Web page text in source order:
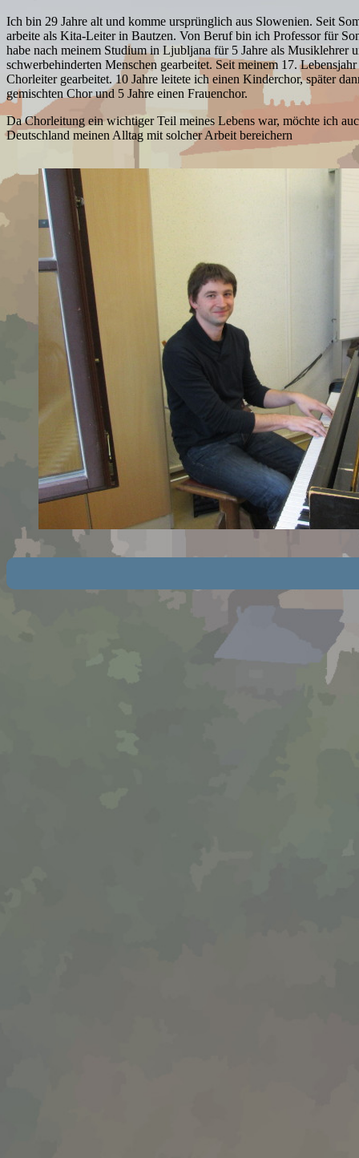
Ich bin 29 Jahre alt und komme ursprünglich aus Slowenien. Seit
arbeite als Kita-Leiter in Bautzen. Von Beruf bin ich Professor für
habe nach meinem Studium in Ljubljana für 5 Jahre als Musiklehrer
schwerbehinderten Menschen gearbeitet. Seit meinem 17.
Chorleiter gearbeitet. 10 Jahre leitete ich einen Kinderchor, später
gemischten Chor und 5 Jahre einen Frauenchor.
Da Chorleitung ein wichtiger Teil meines Lebens war, möchte ich
Deutschland meinen Alltag mit solcher Arbeit bereichern